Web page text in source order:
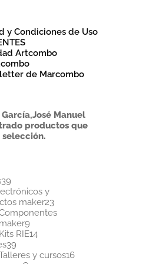
y Condiciones de Uso
Artcombo
de Marcombo
García,José Manuel
productos que
3939
productos
y
maker2323
productos
maker99
productos
Kits RIE1414
3939
productos
y cursos1616